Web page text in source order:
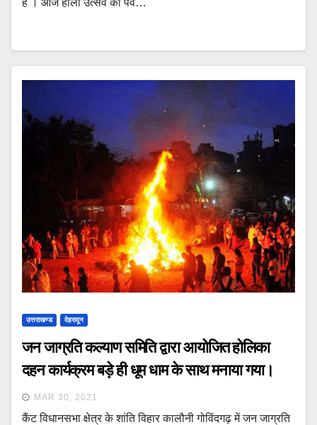
है । आज होली उत्सव का पर्व…
उत्तराखण्ड देहरादून
जन जाग्रति कल्याण समिति द्वारा आयोजित होलिका
दहन कार्यक्रम बड़े ही धूम धाम के साथ मनाया गया।
MAR 30, 2021
कैंट विधानसभा क्षेत्र के शांति विहार कालौनी गोविंदगढ़ में जन जाग्रति